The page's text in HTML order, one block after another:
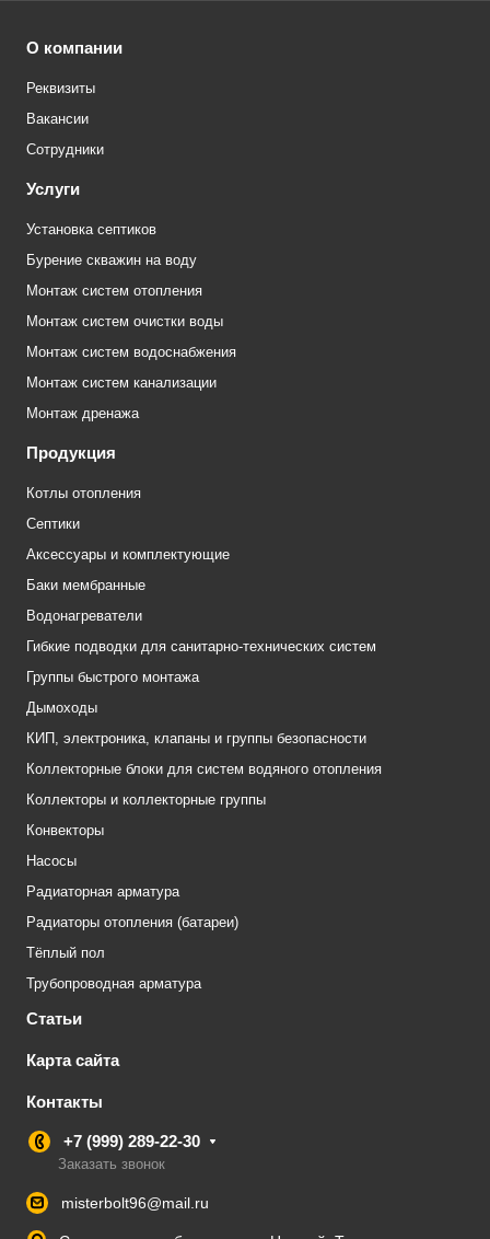
О компании
Реквизиты
Вакансии
Сотрудники
Услуги
Установка септиков
Бурение скважин на воду
Монтаж систем отопления
Монтаж систем очистки воды
Монтаж систем водоснабжения
Монтаж систем канализации
Монтаж дренажа
Продукция
Котлы отопления
Септики
Аксессуары и комплектующие
Баки мембранные
Водонагреватели
Гибкие подводки для санитарно-технических систем
Группы быстрого монтажа
Дымоходы
КИП, электроника, клапаны и группы безопасности
Коллекторные блоки для систем водяного отопления
Коллекторы и коллекторные группы
Конвекторы
Насосы
Радиаторная арматура
Радиаторы отопления (батареи)
Тёплый пол
Трубопроводная арматура
Статьи
Карта сайта
Контакты
+7 (999) 289-22-30
Заказать звонок
misterbolt96@mail.ru